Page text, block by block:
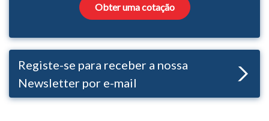
Obter uma cotação
Registe-se para receber a nossa
Newsletter por e-mail